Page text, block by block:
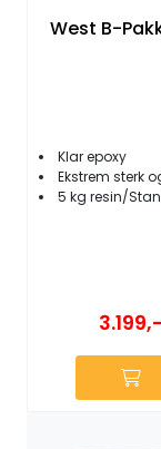
West B-
Klar epoxy
Ekstrem sterk
5 kg resin/Standard
3.199,-